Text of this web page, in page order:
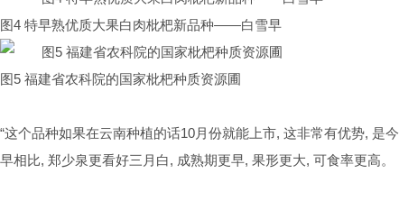
图4 特早熟优质大果白肉枇杷新品种——白雪早
图5 福建省农科院的国家枇杷种质资源圃
“这个品种如果在云南种植的话10月份就能上市, 这非常有优势, 是
相比, 郑少泉更看好三月白, 成熟期更早, 果形更大, 可食率更高。